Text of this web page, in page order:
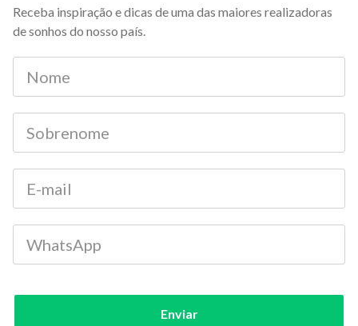
Receba inspiração e dicas de uma das maiores realizadoras
de sonhos do nosso país.
Enviar